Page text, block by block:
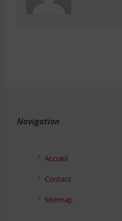
Navigation
Accueil
Contact
Sitemap